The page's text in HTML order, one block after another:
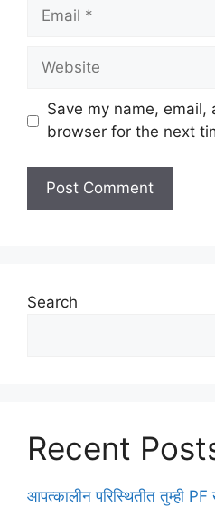
Email
Website
Save my name,
browser for the next
Search
Recent
आपत्कालीन परिस्थितीत तुम्ही